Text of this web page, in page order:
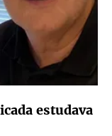
estudava